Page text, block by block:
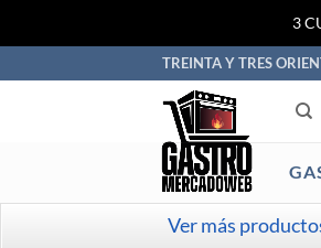
3
al
TREINTA Y TRES
Ver más